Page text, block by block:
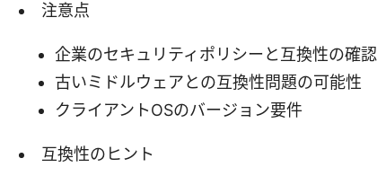
注意点
企業のセキュリティポリシーと互換性の確認
古いミドルウェアとの互換性問題の可能性
クライアントOSのバージョン要件
互換性のヒント